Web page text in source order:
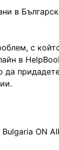
в
с
в
ON